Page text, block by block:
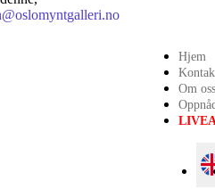
Hjem
Om oss